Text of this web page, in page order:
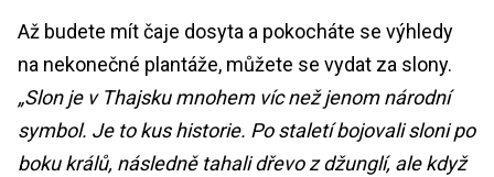
Až budete mít čaje dosyta a pokocháte se výhledy
na nekonečné plantáže, můžete se vydat za slony.
„Slon je v Thajsku mnohem víc než jenom národní
symbol. Je to kus historie. Po staletí bojovali sloni po
boku králů, následně tahali dřevo z džunglí, ale když